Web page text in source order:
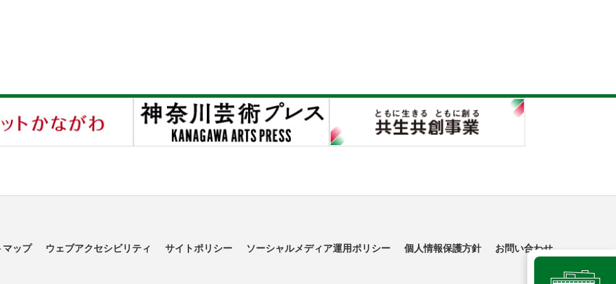
マップ ウェブアクセシビリティ サイトポリシー ソーシャルメディア運用ポリシー 個人情報保護方針 お問い合わせ